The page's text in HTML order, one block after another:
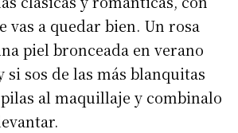
vas a quedar bien. Un rosa
piel bronceada en verano
si sos de las más blanquitas
al maquillaje y combinalo